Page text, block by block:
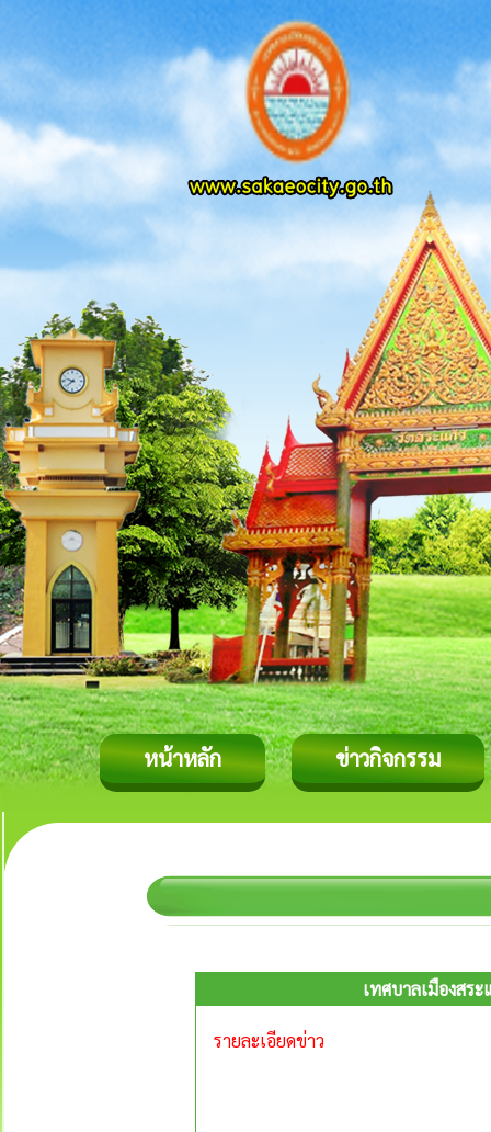
หน้าหลัก ข่าวกิจกรรม
เทศบาลเมืองสร
รายละเอียดข่าว